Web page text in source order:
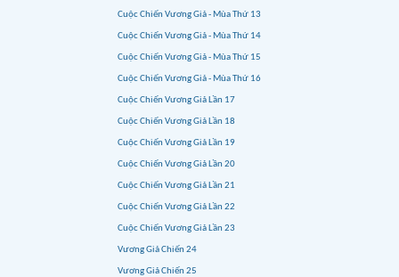
Cuộc Chiến Vương Giả - Mùa Thứ 13
Cuộc Chiến Vương Giả - Mùa Thứ 14
Cuộc Chiến Vương Giả - Mùa Thứ 15
Cuộc Chiến Vương Giả - Mùa Thứ 16
Cuộc Chiến Vương Giả Lần 17
Cuộc Chiến Vương Giả Lần 18
Cuộc Chiến Vương Giả Lần 19
Cuộc Chiến Vương Giả Lần 20
Cuộc Chiến Vương Giả Lần 21
Cuộc Chiến Vương Giả Lần 22
Cuộc Chiến Vương Giả Lần 23
Vương Giả Chiến 24
Vương Giả Chiến 25